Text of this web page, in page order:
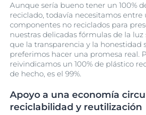
Aunque sería bueno tener un 100%
reciclado, todavía necesitamos entre
componentes no reciclados para
nuestras delicadas fórmulas de la luz
que la transparencia y la honestidad
preferimos hacer una promesa real.
reivindicamos un 100% de plástico
de hecho, es el 99%.
Apoyo a una economía
reciclabilidad y reutilización